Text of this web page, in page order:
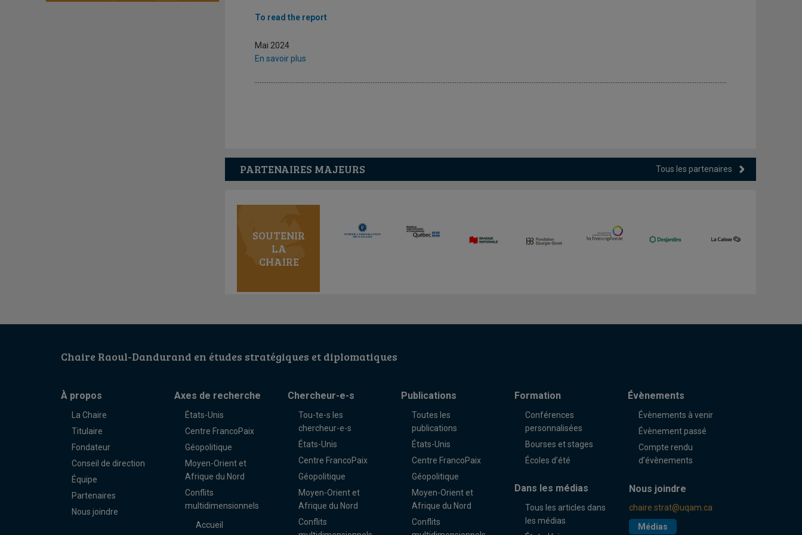
To read the report
Mai 2024
En savoir plus
PARTENAIRES MAJEURS Tous les partenaires
SOUTENIR
LA
CHAIRE
Chaire Raoul-Dandurand en études stratégiques et diplomatiques
À propos
La Chaire
Titulaire
Fondateur
Conseil de direction
Équipe
Partenaires
Nous joindre
Axes de recherche
États-Unis
Centre FrancoPaix
Géopolitique
Moyen-Orient et
Afrique du Nord
Conflits
multidimensionnels
Accueil
Chercheur-e-s
Tou-te-s les
chercheur-e-s
États-Unis
Centre FrancoPaix
Géopolitique
Moyen-Orient et
Afrique du Nord
Conflits
Publications
Toutes les
publications
États-Unis
Centre FrancoPaix
Géopolitique
Moyen-Orient et
Afrique du Nord
Conflits
Formation
Conférences
personnalisées
Bourses et stages
Écoles d’été
Évènements
Évènements à venir
Évènement passé
Compte rendu
d’évènements
Dans les médias
Tous les articles dans
les médias
Nous joindre
chaire.strat@uqam.ca
Médias